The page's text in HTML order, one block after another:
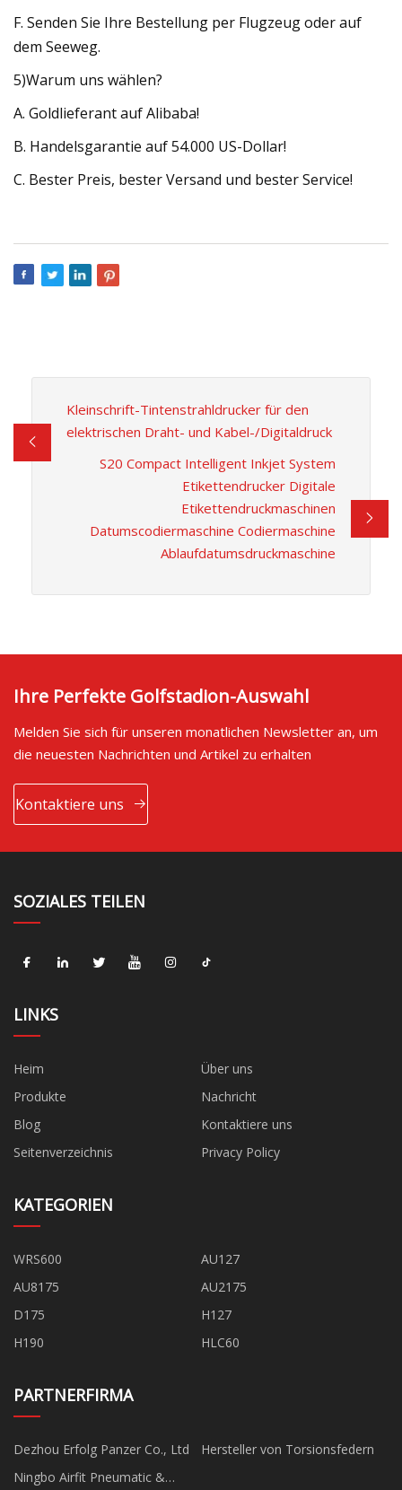
F. Senden Sie Ihre Bestellung per Flugzeug oder auf
dem Seeweg.
5)Warum uns wählen?
A. Goldlieferant auf Alibaba!
B. Handelsgarantie auf 54.000 US-Dollar!
C. Bester Preis, bester Versand und bester Service!
Kleinschrift-Tintenstrahldrucker für den
elektrischen Draht- und Kabel-/Digitaldruck
S20 Compact Intelligent Inkjet System
Etikettendrucker Digitale
Etikettendruckmaschinen
Datumscodiermaschine Codiermaschine
Ablaufdatumsdruckmaschine
Ihre Perfekte Golfstadion-Auswahl
Melden Sie sich für unseren monatlichen Newsletter an, um
die neuesten Nachrichten und Artikel zu erhalten
Kontaktiere uns
SOZIALES TEILEN
LINKS
Heim
Über uns
Produkte
Nachricht
Blog
Kontaktiere uns
Seitenverzeichnis
Privacy Policy
KATEGORIEN
WRS600
AU127
AU8175
AU2175
D175
H127
H190
HLC60
PARTNERFIRMA
Dezhou Erfolg Panzer Co., Ltd
Hersteller von Torsionsfedern
Ningbo Airfit Pneumatic &